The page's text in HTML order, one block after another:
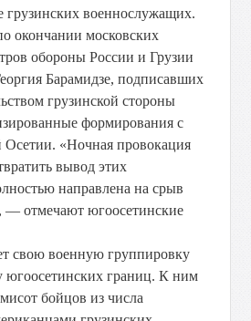
грузинских военнослужащих.
окончании московских
обороны России и Грузии
Барамидзе, подписавших
грузинской стороны
формирования с
«Ночная провокация
вывод этих
направлена на срыв
— отмечают югоосетинские
свою военную группировку
югоосетинских границ. К ним
бойцов из числа